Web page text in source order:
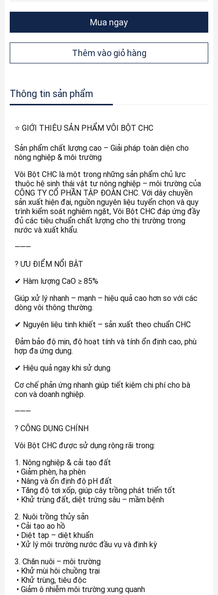
Mua ngay
Thêm vào giỏ hàng
Thông tin sản phẩm
⭐ GIỚI THIỆU SẢN PHẨM VÔI BỘT CHC
Sản phẩm chất lượng cao – Giải pháp toàn diện cho
nông nghiệp & môi trường
Vôi Bột CHC là một trong những sản phẩm chủ lực
thuộc hệ sinh thái vật tư nông nghiệp – môi trường của
CÔNG TY CỔ PHẦN TẬP ĐOÀN CHC. Với dây chuyền
sản xuất hiện đại, nguồn nguyên liệu tuyển chọn và quy
trình kiểm soát nghiêm ngặt, Vôi Bột CHC đáp ứng đầy
đủ các tiêu chuẩn chất lượng cho thị trường trong
nước và xuất khẩu.
⸻
? ƯU ĐIỂM NỔI BẬT
✔ Hàm lượng CaO ≥ 85%
Giúp xử lý nhanh – mạnh – hiệu quả cao hơn so với các
dòng vôi thông thường.
✔ Nguyên liệu tinh khiết – sản xuất theo chuẩn CHC
Đảm bảo độ mịn, độ hoạt tính và tính ổn định cao, phù
hợp đa ứng dụng.
✔ Hiệu quả ngay khi sử dụng
Cơ chế phản ứng nhanh giúp tiết kiệm chi phí cho bà
con và doanh nghiệp.
⸻
? CÔNG DỤNG CHÍNH
Vôi Bột CHC được sử dụng rộng rãi trong:
1. Nông nghiệp & cải tạo đất
• Giảm phèn, hạ phèn
• Nâng và ổn định độ pH đất
• Tăng độ tơi xốp, giúp cây trồng phát triển tốt
• Khử trùng đất, diệt trứng sâu – mầm bệnh
2. Nuôi trồng thủy sản
• Cải tạo ao hồ
• Diệt tạp – diệt khuẩn
• Xử lý môi trường nước đầu vụ và định kỳ
3. Chăn nuôi – môi trường
• Khử mùi hôi chuồng trại
• Khử trùng, tiêu độc
• Giảm ô nhiễm môi trường xung quanh